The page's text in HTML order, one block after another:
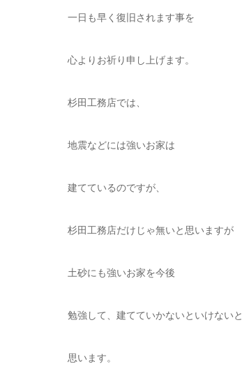
一日も早く復旧されます事を
心よりお祈り申し上げます。
杉田工務店では、
地震などには強いお家は
建てているのですが、
杉田工務店だけじゃ無いと思いますが
土砂にも強いお家を今後
勉強して、建てていかないといけないと
思います。